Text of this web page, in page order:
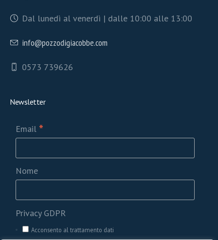
Dal lunedì al venerdì | dalle 10:00 alle 13:00
info@pozzodigiacobbe.com
0573 739626
Newsletter
Email *
Nome
Privacy GDPR
Acconsento al trattamento dati